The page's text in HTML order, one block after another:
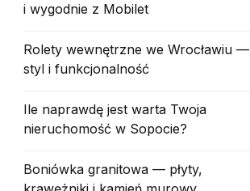
i wygodnie z Mobilet
Rolety wewnętrzne we Wrocławiu —
styl i funkcjonalność
Ile naprawdę jest warta Twoja
nieruchomość w Sopocie?
Boniówka granitowa — płyty,